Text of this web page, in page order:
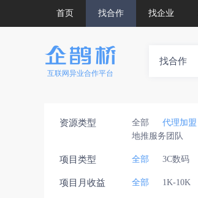
首页 找合作 找企业
互联网异业合作平台
找合作
资源类型 全部 代理加盟
地推服务团队
项目类型 全部 3C数码
项目月收益 全部 1K-10K